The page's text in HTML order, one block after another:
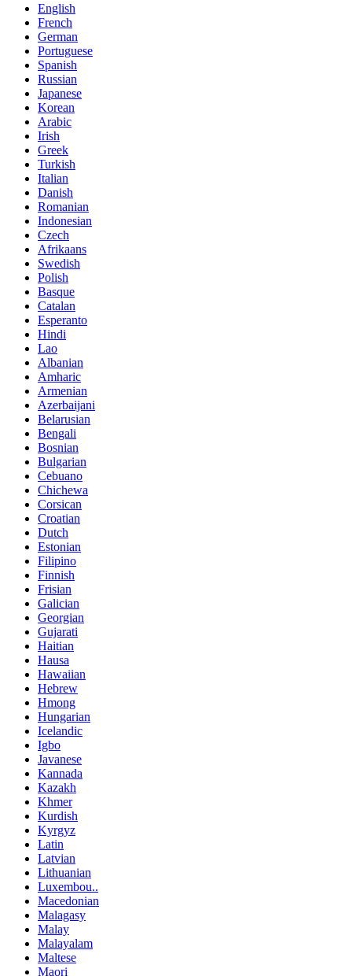
English
French
German
Portuguese
Spanish
Russian
Japanese
Korean
Arabic
Irish
Greek
Turkish
Italian
Danish
Romanian
Indonesian
Czech
Afrikaans
Swedish
Polish
Basque
Catalan
Esperanto
Hindi
Lao
Albanian
Amharic
Armenian
Azerbaijani
Belarusian
Bengali
Bosnian
Bulgarian
Cebuano
Chichewa
Corsican
Croatian
Dutch
Estonian
Filipino
Finnish
Frisian
Galician
Georgian
Gujarati
Haitian
Hausa
Hawaiian
Hebrew
Hmong
Hungarian
Icelandic
Igbo
Javanese
Kannada
Kazakh
Khmer
Kurdish
Kyrgyz
Latin
Latvian
Lithuanian
Luxembou..
Macedonian
Malagasy
Malay
Malayalam
Maltese
Maori